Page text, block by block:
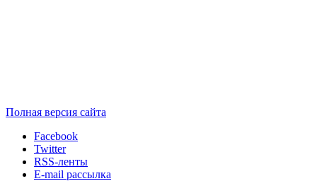
Полная версия сайта
Facebook
Twitter
RSS-ленты
E-mail рассылка